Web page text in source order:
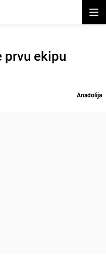
prvu ekipu
Anadolija